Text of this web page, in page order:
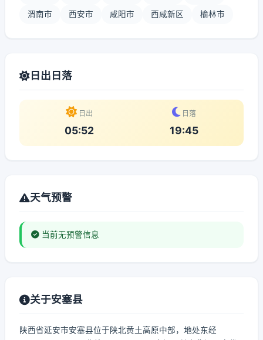
渭南市 西安市 咸阳市 西咸新区 榆林市
日出日落
日出
05:52
日落
19:45
天气预警
当前无预警信息
关于安塞县
陕西省延安市安塞县位于陕北黄土高原中部，地处东经